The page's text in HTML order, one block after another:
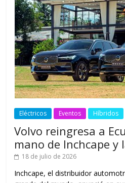
Eléctricos Eventos Híbridos
Volvo reingresa a
mano de Inchcape y
18 de julio de 2026
Inchcape, el distribuidor